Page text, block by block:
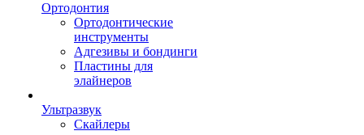
Ортодонтия
Ортодонтические
инструменты
Адгезивы и бондинги
Пластины для
элайнеров
Ультразвук
Скайлеры